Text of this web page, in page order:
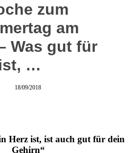
zum
am
Was gut für
…
18/09/2018
Herz ist, ist auch gut für dein
Gehirn“